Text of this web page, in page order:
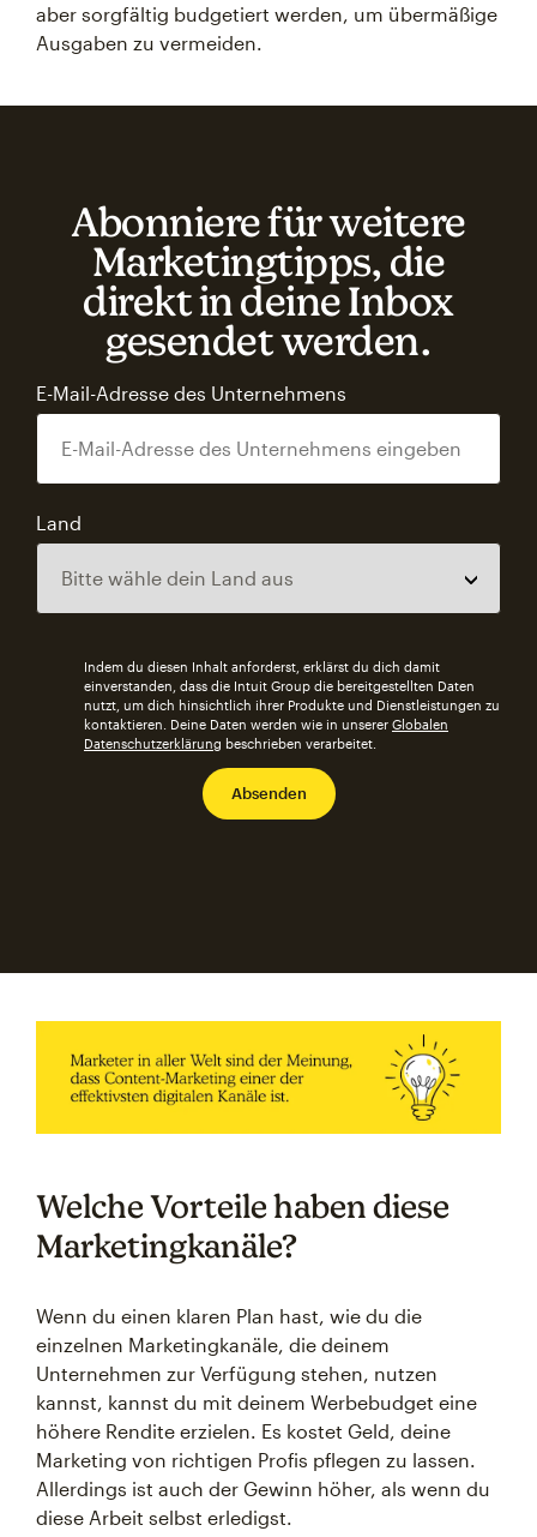
aber sorgfältig budgetiert werden, um übermäßige
Ausgaben zu vermeiden.
Abonniere für weitere
Marketingtipps, die
direkt in deine Inbox
gesendet werden.
E-Mail-Adresse des Unternehmens
Land
Indem du diesen Inhalt anforderst, erklärst du dich damit
einverstanden, dass die Intuit Group die bereitgestellten Daten
nutzt, um dich hinsichtlich ihrer Produkte und Dienstleistungen zu
kontaktieren. Deine Daten werden wie in unserer Globalen
Datenschutzerklärung beschrieben verarbeitet.
Welche Vorteile haben diese
Marketingkanäle?
Wenn du einen klaren Plan hast, wie du die
einzelnen Marketingkanäle, die deinem
Unternehmen zur Verfügung stehen, nutzen
kannst, kannst du mit deinem Werbebudget eine
höhere Rendite erzielen. Es kostet Geld, deine
Marketing von richtigen Profis pflegen zu lassen.
Allerdings ist auch der Gewinn höher, als wenn du
diese Arbeit selbst erledigst.